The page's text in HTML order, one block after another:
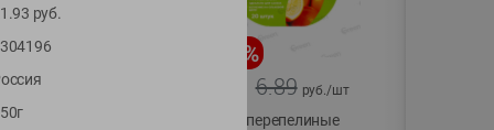
-17
11.59
Масло Топленое
%
6.89 руб./шт
Яйца перепелиные
руб.